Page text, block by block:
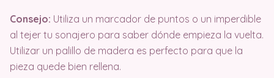
Consejo: Utiliza un marcador de puntos o un imperdible
al tejer tu sonajero para saber dónde empieza la vuelta.
Utilizar un palillo de madera es perfecto para que la
pieza quede bien rellena.